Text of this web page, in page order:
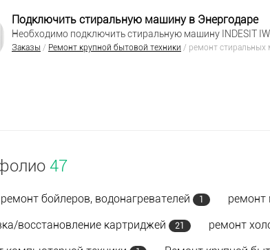
Подключить стиральную машину в Энергодаре
Необходимо подключить стиральную машину INDESIT
Заказы / Ремонт крупной бытовой техники / ремонт стиральных
47
ремонт бойлеров, водонагревателей 1 ремонт
восстановление картриджей 21 ремонт